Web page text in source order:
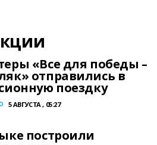
«Все для победы –
отправились в
поездку
5 АВГУСТА , 05:27
построили